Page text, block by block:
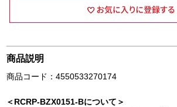
商品説明
商品コード：4550533270174
＜RCRP-BZX0151-Bについて＞